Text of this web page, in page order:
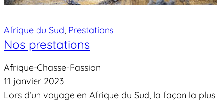
Afrique du Sud, Prestations
Nos prestations
Afrique-Chasse-Passion
11 janvier 2023
Lors d’un voyage en Afrique du Sud, la façon la plus